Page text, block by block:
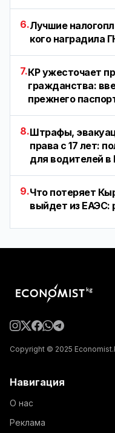
6.Лучшие
кого наградила
7.КР ужесточает
гражданства:
прежнего
8.Штрафы,
права с 17 лет:
для водителей в
9.Что потеряет
выйдет из ЕАЭС:
Copyright © 2025
Навигация
О нас
Реклама